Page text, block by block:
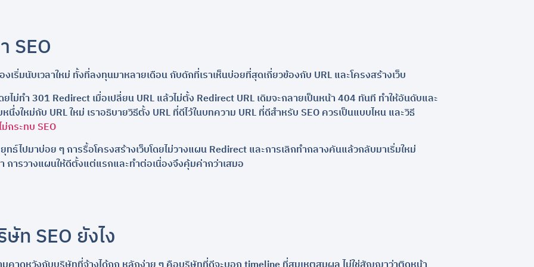
SEO
มนับเวลาใหม่ ทั้งที่ลงทุนมาหลายเดือน กับดักที่เราเห็นบ่อยที่สุดเกี่ยวข้องกับ URL และโครงสร้างเว็บ
ม่ทำ 301 Redirect เมื่อเปลี่ยน URL แล้วไม่ตั้ง Redirect URL เดิมจะกลายเป็นหน้า 404 ทันที ทำให้อันดับและ
นึ่งใหม่กับ URL ใหม่ เราอธิบายวิธีตั้ง URL ที่ดีไว้ในบทความ URL ที่ดีสำหรับ SEO ควรเป็นแบบไหน และวิธี
กระทบ SEO
ไปมาบ่อย ๆ การรื้อโครงสร้างเว็บโดยไม่วางแผน Redirect และการเลิกทำกลางคันแล้วกลับมาเริ่มใหม่
ารวางแผนให้ดีตั้งแต่แรกและทำต่อเนื่องจึงคุ้มค่ากว่าเสมอ
ท SEO ยังไง